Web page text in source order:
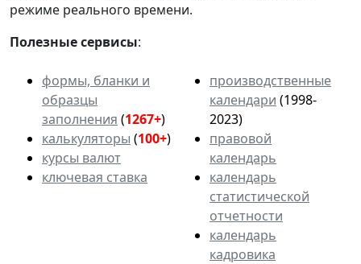
режиме реального времени.
Полезные сервисы:
формы, бланки и
образцы
заполнения (1267+)
калькуляторы (100+)
курсы валют
ключевая ставка
производственные
календари (1998-
2023)
правовой
календарь
календарь
статистической
отчетности
календарь
кадровика